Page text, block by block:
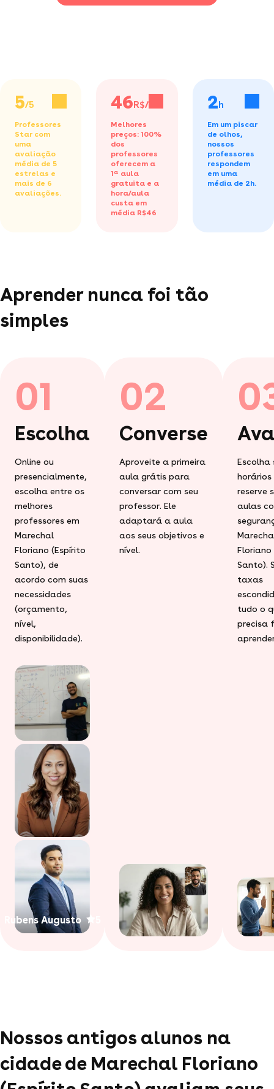
5/5
Professores
Star com
uma
avaliação
média de 5
estrelas e
mais de 6
avaliações.
46R$/h
Melhores
preços: 100%
dos
professores
oferecem a
1ª aula
gratuita e a
hora/aula
custa em
média R$46
2h
Em um piscar
de olhos,
nossos
professores
respondem
em uma
média de 2h.
Aprender nunca foi tão
simples
01
Escolha
Online ou
presencialmente,
escolha entre os
melhores
professores em
Marechal
Floriano (Espírito
Santo), de
acordo com suas
necessidades
(orçamento,
nível,
disponibilidade).
Rubens Augusto
02
Converse
Aproveite a primeira
aula grátis para
conversar com seu
professor. Ele
adaptará a aula
aos seus objetivos e
nível.
Escolha
horários
reserve
aulas
Floriano
Santo).
taxas
tudo o
precisa
Nossos antigos alunos na
cidade de Marechal Floriano